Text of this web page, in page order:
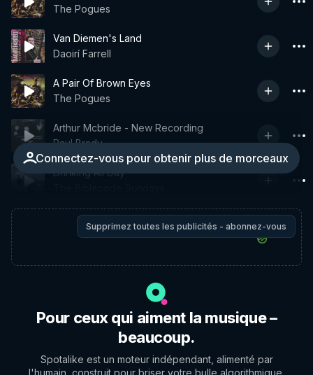
The Pogues
Van Diemen's Land
Daoirí Farrell
A Pair Of Brown Eyes
The Pogues
Connectez-vous pour obtenir plus de morceaux
Arthur Mcbride - New Recording
Paul Brady
Drinking All Day
Supprimez toutes les publicités - abonnez-vous
Pour ceux qui aiment la musique –
beaucoup.
Spotalike est un moteur indépendant, alimenté par
l'humain, construit pour briser votre bulle algorithmique.